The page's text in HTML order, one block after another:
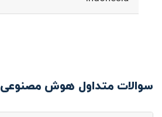
سوالات متداول هوش مصنوعی Chatbit